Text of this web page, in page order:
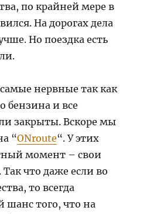
по крайней мере в
На дорогах дела
Но поездка есть
нервные так как
бензина и все
закрыты. Вскоре мы
“ONroute“. У этих
момент – свои
что даже если во
то всегда
шанс того, что на